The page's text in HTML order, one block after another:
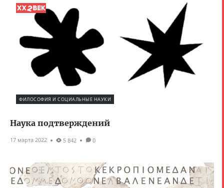
ФИЛОСОФИЯ И СОЦИАЛЬНЫЕ НАУКИ
Наука подтверждений
17 марта 2022 5 842 0